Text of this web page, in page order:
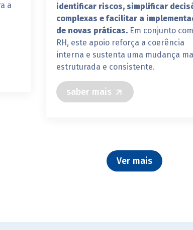
a
identificar riscos, simplificar
complexas e facilitar a
de novas práticas. Em conjunto
RH, este apoio reforça a coerência
interna e sustenta uma mudança
estruturada e consistente.
saber mais
Ver mais